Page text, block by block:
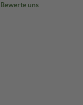
Bewerte uns